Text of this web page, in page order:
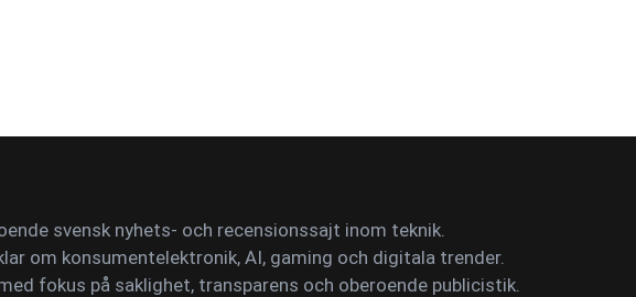
svensk nyhets- och recensionssajt inom teknik.
om konsumentelektronik, AI, gaming och digitala trender.
fokus på saklighet, transparens och oberoende publicistik.